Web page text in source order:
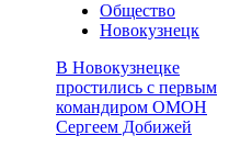
Общество
Новокузнецк
В Новокузнецке
простились с первым
командиром ОМОН
Сергеем Добижей